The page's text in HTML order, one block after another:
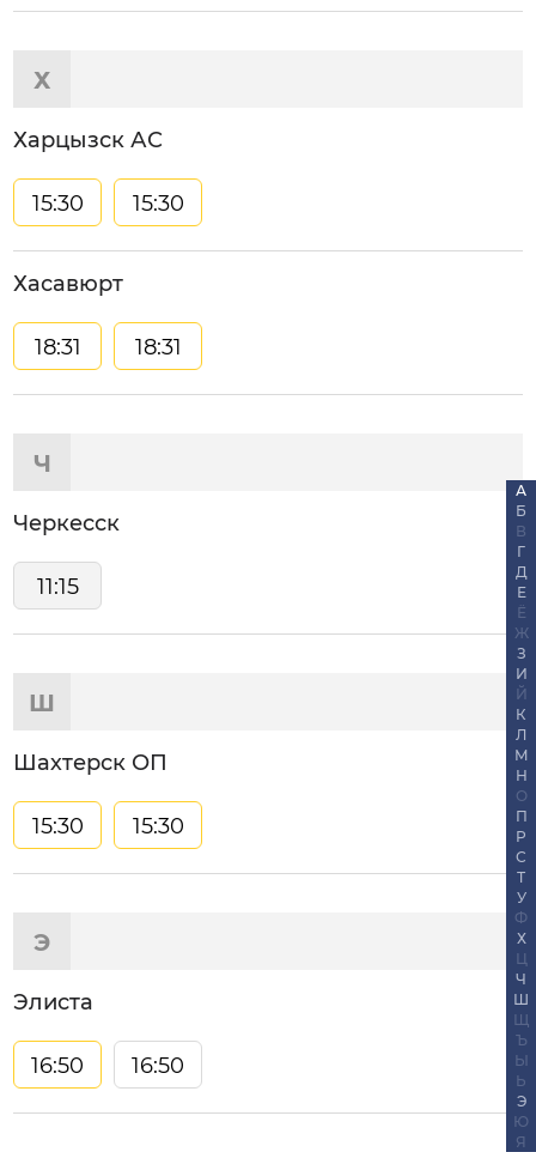
А
Б
В
Г
Д
Е
Ё
Ж
З
И
Й
К
Л
М
Н
О
П
Р
С
Т
У
Ф
Х
Ц
Ч
Ш
Щ
Ъ
Ы
Ь
Э
Ю
Я
Х
Харцызск АС
15:30 15:30
Хасавюрт
18:31 18:31
Ч
Черкесск
11:15
Ш
Шахтерск ОП
15:30 15:30
Э
Элиста
16:50 16:50